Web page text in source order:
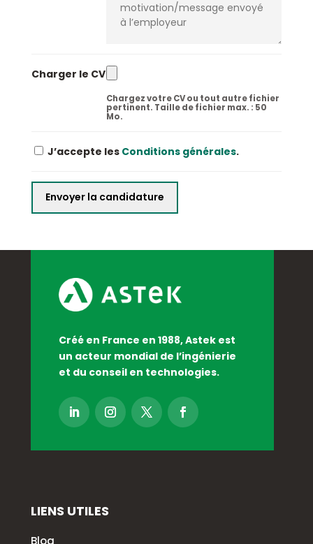
Charger le CV
Chargez votre CV ou tout autre fichier
pertinent. Taille de fichier max. : 50
Mo.
J’accepte les Conditions générales.
Créé en France en 1988, Astek est
un acteur mondial de l’ingénierie
et du conseil en technologies.
LIENS UTILES
Blog